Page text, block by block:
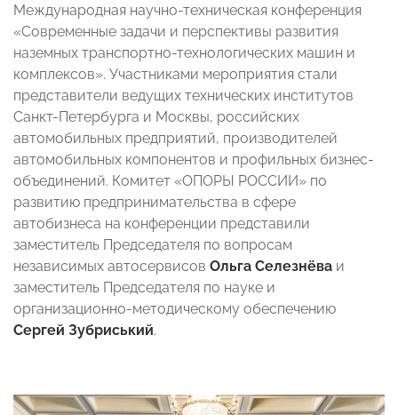
Международная научно-техническая конференция
«Современные задачи и перспективы развития
наземных транспортно-технологических машин и
комплексов». Участниками мероприятия стали
представители ведущих технических институтов
Санкт-Петербурга и Москвы, российских
автомобильных предприятий, производителей
автомобильных компонентов и профильных бизнес-
объединений. Комитет «ОПОРЫ РОССИИ» по
развитию предпринимательства в сфере
автобизнеса на конференции представили
заместитель Председателя по вопросам
независимых автосервисов Ольга Селезнёва и
заместитель Председателя по науке и
организационно-методическому обеспечению
Сергей Зубриський.